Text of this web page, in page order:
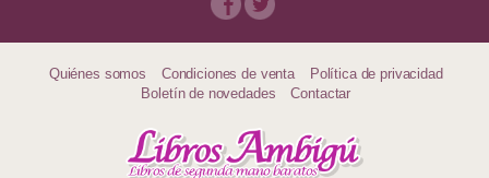
Papás, Mamás, Bebés…
Quiénes somos Condiciones de venta
Política de privacidad
Boletín de novedades
Contactar